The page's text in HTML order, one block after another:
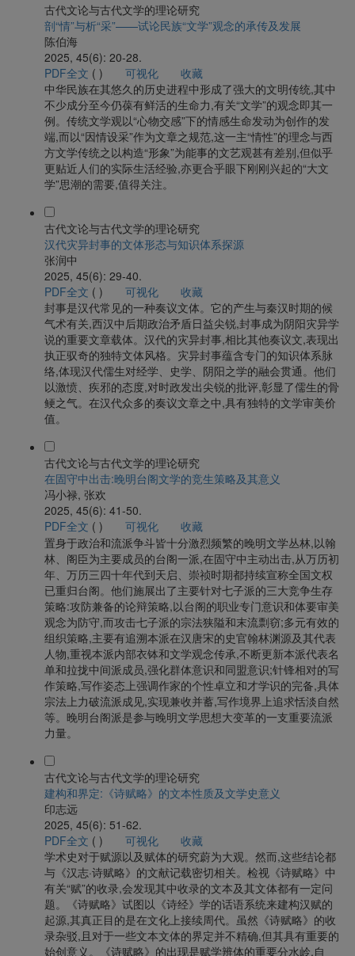
古代文论与古代文学的理论研究
剖“情”与析“采”——试论民族“文学”观念的承传及发展
陈伯海
2025, 45(6): 20-28.
PDF全文 ( ) 可视化
收藏
中华民族在其悠久的历史进程中形成了强大的文明传统,其中
不少成分至今仍葆有鲜活的生命力,有关“文学”的观念即其一
例。传统文学观以“心物交感”下的情感生命发动为创作的发
端,而以“因情设采”作为文章之规范,这一主“情性”的理念与西
方文学传统之以构造“形象”为能事的文艺观甚有差别,但似乎
更贴近人们的实际生活经验,亦更合乎眼下刚刚兴起的“大文
学”思潮的需要,值得关注。
古代文论与古代文学的理论研究
汉代灾异封事的文体形态与知识体系探源
张润中
2025, 45(6): 29-40.
PDF全文 ( ) 可视化
收藏
封事是汉代常见的一种奏议文体。它的产生与秦汉时期的候
气术有关,西汉中后期政治矛盾日益尖锐,封事成为阴阳灾异学
说的重要文章载体。汉代的灾异封事,相比其他奏议文,表现出
执正驭奇的独特文体风格。灾异封事蕴含专门的知识体系脉
络,体现汉代儒生对经学、史学、阴阳之学的融会贯通。他们
以激愤、疾邪的态度,对时政发出尖锐的批评,彰显了儒生的骨
鲠之气。在汉代众多的奏议文章之中,具有独特的文学审美价
值。
古代文论与古代文学的理论研究
在固守中出击:晚明台阁文学的竞生策略及其意义
冯小禄, 张欢
2025, 45(6): 41-50.
PDF全文 ( ) 可视化
收藏
置身于政治和流派争斗皆十分激烈频繁的晚明文学丛林,以翰
林、阁臣为主要成员的台阁一派,在固守中主动出击,从万历初
年、万历三四十年代到天启、崇祯时期都持续宣称全国文权
已重归台阁。他们施展出了主要针对七子派的三大竞争生存
策略:攻防兼备的论辩策略,以台阁的职业专门意识和体要审美
观念为防守,而攻击七子派的宗法狭隘和末流剽窃;多元有效的
组织策略,主要有追溯本派在汉唐宋的史官翰林渊源及其代表
人物,重视本派内部衣钵和文学观念传承,不断更新本派代表名
单和拉拢中间派成员,强化群体意识和同盟意识;针锋相对的写
作策略,写作姿态上强调作家的个性卓立和才学识的完备,具体
宗法上力破流派成见,实现兼收并蓄,写作境界上追求恬淡自然
等。晚明台阁派是参与晚明文学思想大变革的一支重要流派
力量。
古代文论与古代文学的理论研究
建构和界定:《诗赋略》的文本性质及文学史意义
印志远
2025, 45(6): 51-62.
PDF全文 ( ) 可视化
收藏
学术史对于赋源以及赋体的研究蔚为大观。然而,这些结论都
与《汉志·诗赋略》的文献记载密切相关。检视《诗赋略》中
有关“赋”的收录,会发现其中收录的文本及其文体都有一定问
题。《诗赋略》试图以《诗经》学的话语系统来建构汉赋的
起源,其真正目的是在文化上接续周代。虽然《诗赋略》的收
录杂驳,且对于一些文本文体的界定并不精确,但其具有重要的
始创意义。《诗赋略》的出现是赋学辨体的重要分水岭,自